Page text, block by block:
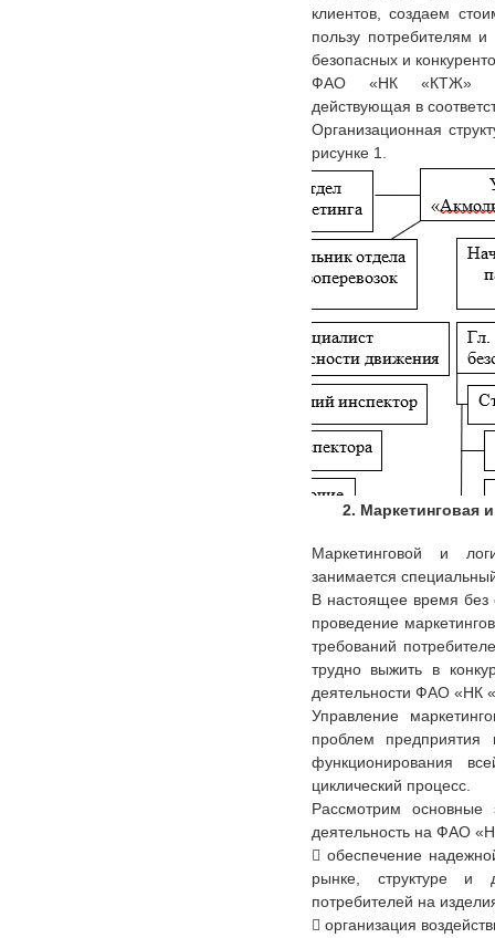
клиентов, создаем
пользу потребителям
безопасных и
ФАО «НК «КТЖ»
действующая в
Организационная
рисунке 1.
2. Маркетинговая
Маркетинговой и
занимается
В настоящее время без
проведение
требований
трудно выжить в
деятельности ФАО «НК
Управление
проблем предприятия
функционирования
циклический процесс.
Рассмотрим основные
деятельность на ФАО
 обеспечение
рынке, структуре и
потребителей на
 организация